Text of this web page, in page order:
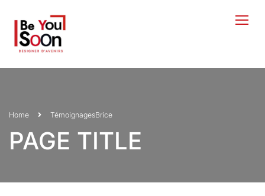
Home TémoignagesBrice
PAGE TITLE